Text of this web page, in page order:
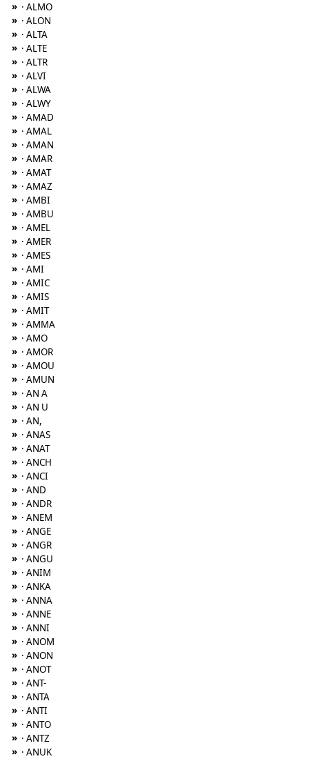
» · ALMO
» · ALON
» · ALTA
» · ALTE
» · ALTR
» · ALVI
» · ALWA
» · ALWY
» · AMAD
» · AMAL
» · AMAN
» · AMAR
» · AMAT
» · AMAZ
» · AMBI
» · AMBU
» · AMEL
» · AMER
» · AMES
» · AMI
» · AMIC
» · AMIS
» · AMIT
» · AMMA
» · AMO
» · AMOR
» · AMOU
» · AMUN
» · AN A
» · AN U
» · AN,
» · ANAS
» · ANAT
» · ANCH
» · ANCI
» · AND
» · ANDR
» · ANEM
» · ANGE
» · ANGR
» · ANGU
» · ANIM
» · ANKA
» · ANNA
» · ANNE
» · ANNI
» · ANOM
» · ANON
» · ANOT
» · ANT-
» · ANTA
» · ANTI
» · ANTO
» · ANTZ
» · ANUK